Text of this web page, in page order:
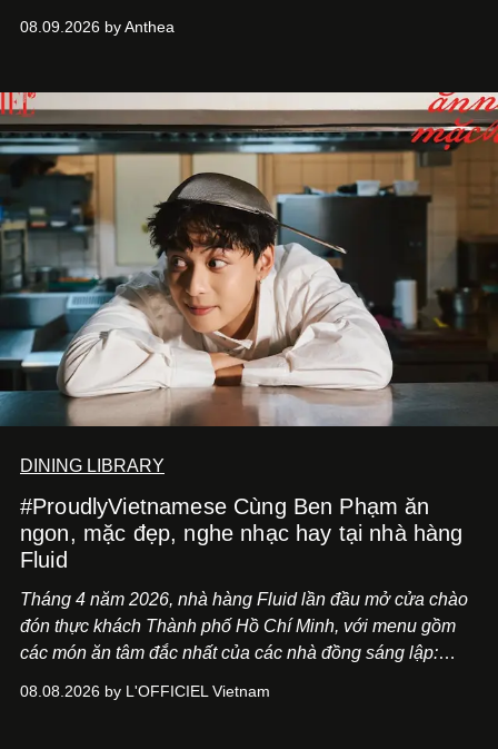
quà tặng ‘Mẫu Đơn Khai Phúc’, ‘Quế Hoa Vọng Nguyệt’
và ‘Nguyệt Sắc Giao Hòa’, gửi trao ước nguyện bình an
và hạnh phúc viên mãn.
08.09.2026 by Anthea
DINING LIBRARY
#ProudlyVietnamese Cùng Ben Phạm ăn
ngon, mặc đẹp, nghe nhạc hay tại nhà hàng
Fluid
Tháng 4 năm 2026, nhà hàng Fluid lần đầu mở cửa chào
đón thực khách Thành phố Hồ Chí Minh, với menu gồm
các món ăn tâm đắc nhất của các nhà đồng sáng lập:
08.08.2026 by L'OFFICIEL Vietnam